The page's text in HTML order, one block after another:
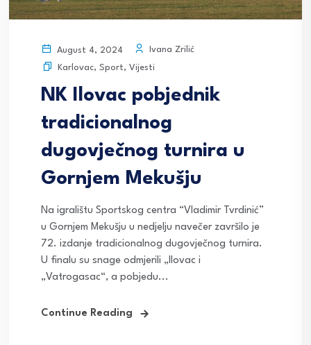
August 4, 2024
Ivana Zrilić
Karlovac, Sport, Vijesti
NK Ilovac pobjednik
tradicionalnog
dugovječnog turnira u
Gornjem Mekušju
Na igralištu Sportskog centra “Vladimir Tvrdinić”
u Gornjem Mekušju u nedjelju navečer završilo je
72. izdanje tradicionalnog dugovječnog turnira.
U finalu su snage odmjerili „Ilovac i
„Vatrogasac“, a pobjedu...
Continue Reading